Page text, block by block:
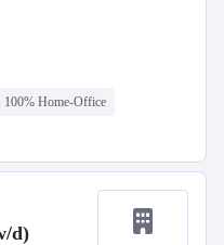
100% Home-Office
d)